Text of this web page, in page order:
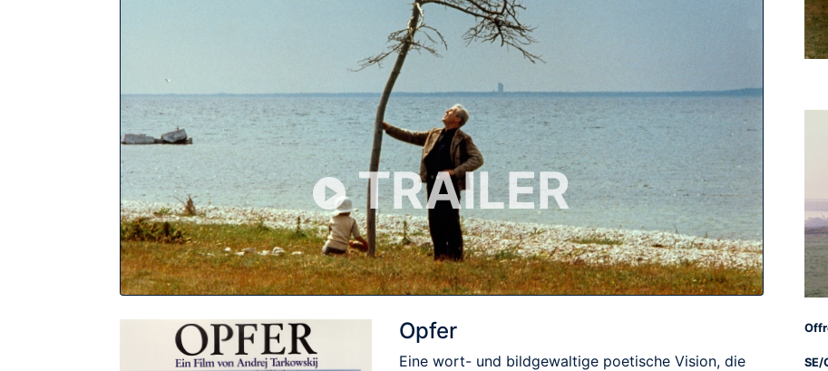
TRAILER
Opfer
Eine wort- und bildgewaltige poetische Vision, die
SE/